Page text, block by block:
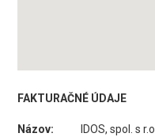
FAKTURAČNÉ ÚDAJE
Názov:
IDOS, spol. s r.o.